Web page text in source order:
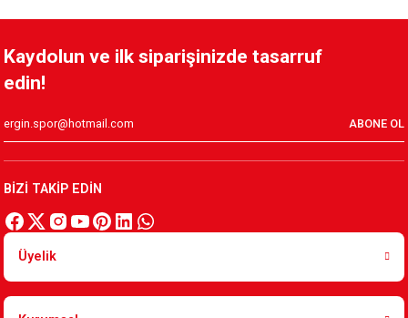
YENİ SEZON 2026/2027 HUMMEL TRANING T-SHIRT S.
800,00 TL
Kaydolun ve ilk siparişinizde tasarruf
edin!
ABONE OL
BİZİ TAKİP EDİN
Üyelik